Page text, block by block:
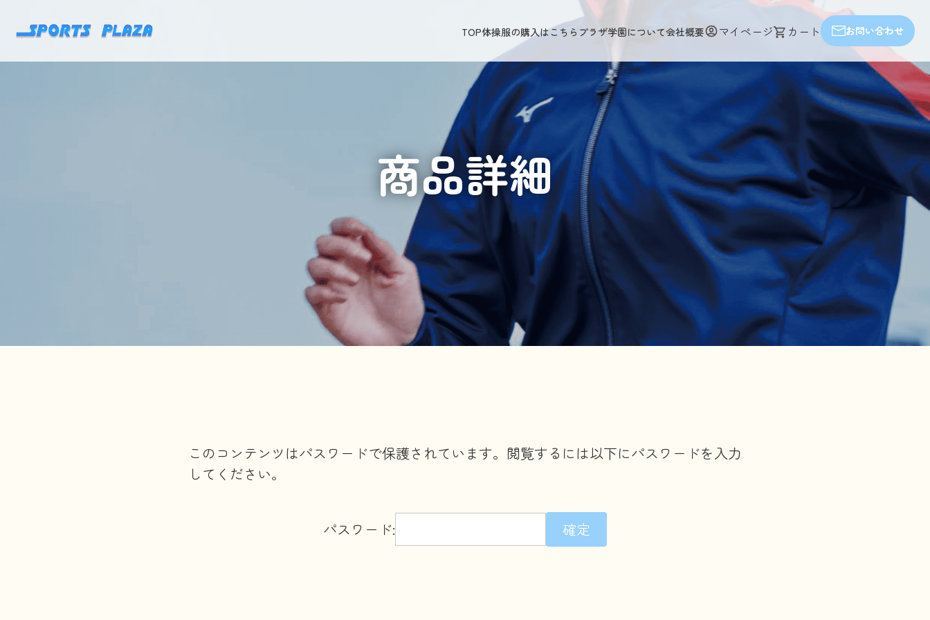
TOP体操服の購入はこちら プラザ学園について会社概要 マイページ カート お問い合わせ
商品詳細
このコンテンツはパスワードで保護されています。閲覧するには以下にパスワードを入力
してください。
パスワード: